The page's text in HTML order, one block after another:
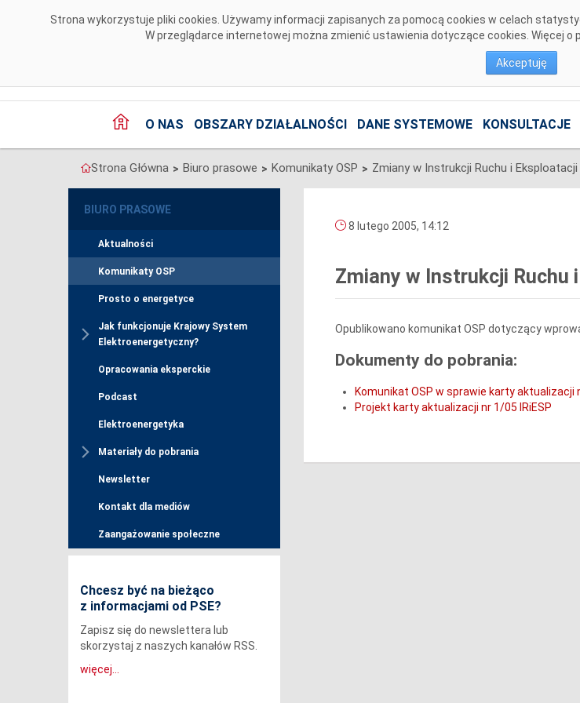
Strona wykorzystuje pliki cookies. Używamy informacji zapisanych za pomocą cookies w celach
W przeglądarce internetowej można zmienić ustawienia dotyczące cookies. Więcej o
Akceptuję
O NAS OBSZARY DZIAŁALNOŚCI DANE SYSTEMOWE KONSULTACJE
Strona Główna > Biuro prasowe > Komunikaty OSP >
BIURO PRASOWE
Aktualności
Komunikaty OSP
Prosto o energetyce
Jak funkcjonuje Krajowy System
Elektroenergetyczny?
Opracowania eksperckie
Podcast
Elektroenergetyka
Materiały do pobrania
Newsletter
Kontakt dla mediów
Zaangażowanie społeczne
Chcesz być na bieżąco
z informacjami od PSE?
Zapisz się do newslettera lub
skorzystaj z naszych kanałów RSS.
więcej...
8 lutego 2005, 14:12
Zmiany w Instrukcji Ruchu
Opublikowano komunikat OSP dotyczący
Dokumenty do pobrania:
Komunikat OSP w sprawie karty aktualizacji
Projekt karty aktualizacji nr 1/05 IRiESP